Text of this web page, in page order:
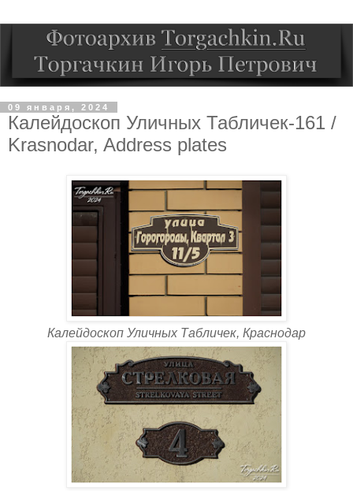
09 января, 2024
Калейдоскоп Уличных Табличек-161 /
Krasnodar, Address plates
Калейдоскоп Уличных Табличек, Краснодар